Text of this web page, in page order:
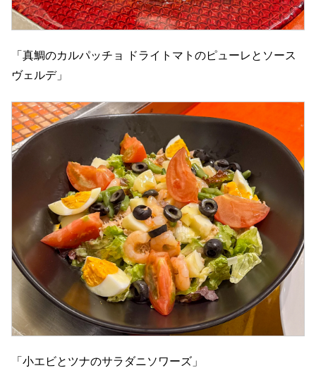
「真鯛のカルパッチョ ドライトマトのピューレとソース
ヴェルデ」
「小エビとツナのサラダニソワーズ」